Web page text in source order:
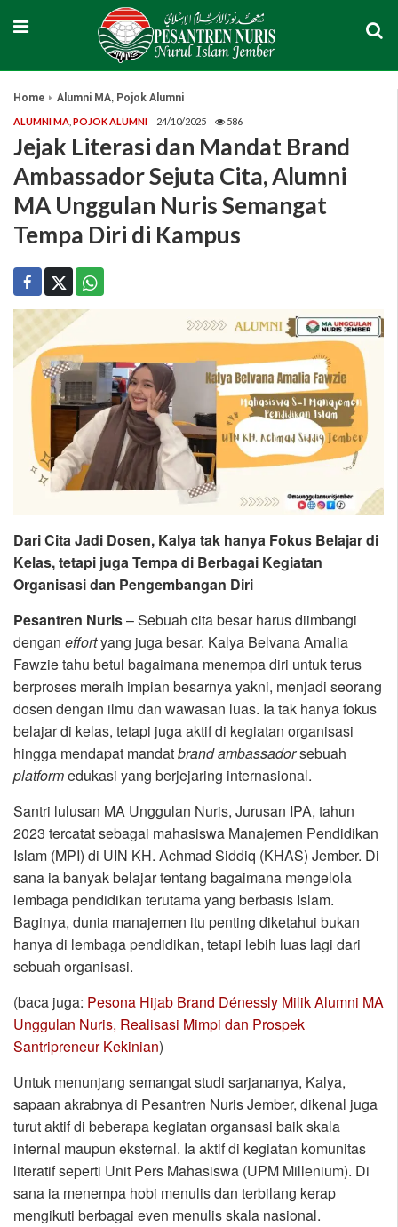
Home Alumni MA, Pojok Alumni
ALUMNI MA POJOK ALUMNI 24/10/2025 586
Jejak Literasi dan Mandat Brand
Ambassador Sejuta Cita, Alumni
MA Unggulan Nuris Semangat
Tempa Diri di Kampus
Dari Cita Jadi Dosen, Kalya tak hanya Fokus Belajar di
Kelas, tetapi juga Tempa di Berbagai Kegiatan
Organisasi dan Pengembangan Diri
Pesantren Nuris– Sebuah cita besar harus diimbangi
dengan effortyang juga besar. Kalya Belvana Amalia
Fawzie tahu betul bagaimana menempa diri untuk terus
berproses meraih impian besarnya yakni, menjadi seorang
dosen dengan ilmu dan wawasan luas. Ia tak hanya fokus
belajar di kelas, tetapi juga aktif di kegiatan organisasi
hingga mendapat mandatbrandambassadorsebuah
platformedukasi yang berjejaring internasional.
Santri lulusan MA Unggulan Nuris, Jurusan IPA, tahun
2023 tercatat sebagai mahasiswa Manajemen Pendidikan
Islam (MPI) di UIN KH. Achmad Siddiq (KHAS) Jember. Di
sana ia banyak belajar tentang bagaimana mengelola
lembaga pendidikan terutama yang berbasis Islam.
Baginya, dunia manajemen itu penting diketahui bukan
hanya di lembaga pendidikan, tetapi lebih luas lagi dari
sebuah organisasi.
(baca juga: Pesona Hijab Brand Dénessly Milik Alumni MA
Unggulan Nuris, Realisasi Mimpi dan Prospek
Santripreneur Kekinian)
Untuk menunjang semangat studi sarjananya, Kalya,
sapaan akrabnya di Pesantren Nuris Jember, dikenal juga
turut aktif di beberapa kegiatan organsasi baik skala
internal maupun eksternal. Ia aktif di kegiatan komunitas
literatif seperti Unit Pers Mahasiswa (UPM Millenium). Di
sana ia menempa hobi menulis dan terbilang kerap
mengikuti berbagai even menulis skala nasional.